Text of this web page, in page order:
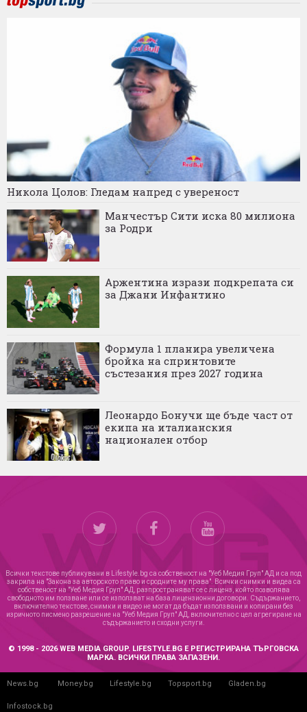
Никола Цолов: Гледам напред с увереност
Манчестър Сити иска 80 милиона
за Родри
Аржентина изрази подкрепата си
за Джани Инфантино
Формула 1 планира увеличена
бройка на спринтовите
състезания през 2027 година
Леонардо Бонучи ще бъде част от
екипа на италианския
национален отбор
Всички текстове публикувани в Lifestyle.bg са собственост на "Уеб Медия Груп" АД и са под
закрила на "Закона за авторското право и сродните му права". Всички снимки и видеа са
собственост на "Уеб Медия Груп" АД, разпространяват се с лиценз, който позволява
свободното им ползване или се използват на база лицензионни договори. Съдържанието,
включително текстове, снимки и видео не могат да бъдат използвани и копирани без
изричното писмено разрешение на "Уеб Медия Груп" АД, включително с цел агрегиране на
съдържанието и сходни услуги.
© 1998 - 2026 WEB MEDIA GROUP. LIFESTYLE.BG Е РЕГИСТРИРАНА ТЪРГОВСКА
МАРКА. ВСИЧКИ ПРАВА ЗАПАЗЕНИ.
News.bg Money.bg Lifestyle.bg Topsport.bg Gladen.bg
Infostock.bg